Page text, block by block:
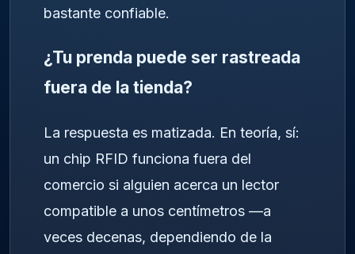
bastante confiable.
¿Tu prenda puede ser rastreada
fuera de la tienda?
La respuesta es matizada. En teoría, sí:
un chip RFID funciona fuera del
comercio si alguien acerca un lector
compatible a unos centímetros —a
veces decenas, dependiendo de la